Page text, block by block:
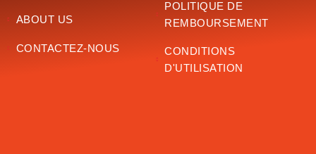
ABOUT US
CONTACTEZ-NOUS
POLITIQUE DE
REMBOURSEMENT
CONDITIONS
D'UTILISATION